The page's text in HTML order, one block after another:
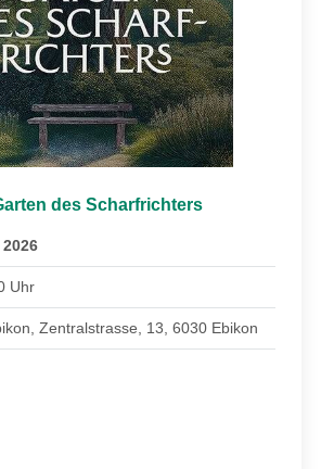
des Scharfrichters
2026
Uhr
Zentralstrasse, 13, 6030 Ebikon